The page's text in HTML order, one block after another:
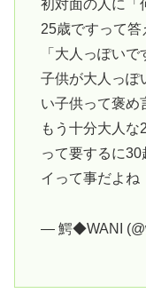
初対面の人に「
25歳ですって答
「大人っぽい
子供が大人っぽ
い子供って褒め
もう十分大人
って要するに
イって事だよね
— 鰐◆WANI